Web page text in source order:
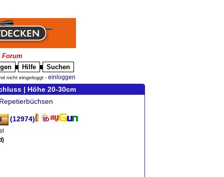
Forum
Hilfe Suchen
nicht eingeloggt - einloggen
| Höhe 20-30cm
Repetierbüchsen
(12974)